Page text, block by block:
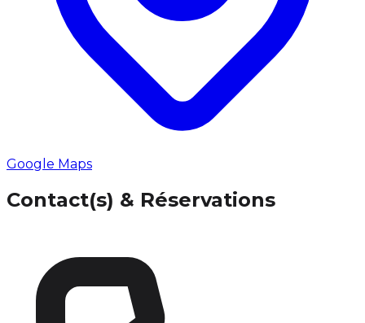
Google Maps
Contact(s) & Réservations